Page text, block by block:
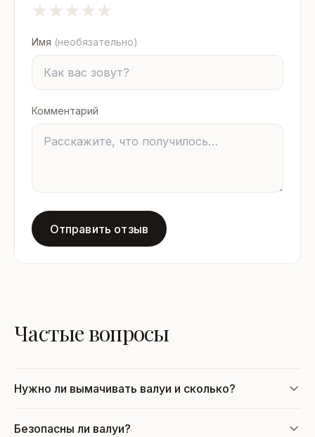
★
★
★
★
★
Имя (необязательно)
Комментарий
Отправить отзыв
Частые вопросы
Нужно ли вымачивать валуи и сколько?
Безопасны ли валуи?